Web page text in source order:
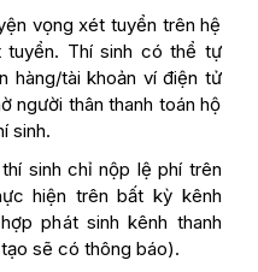
vọng xét tuyển trên hệ
Thí sinh có thể tự
hàng/tài khoản ví điện tử
người thân thanh toán hộ
sinh.
sinh chỉ nộp lệ phí trên
hiện trên bất kỳ kênh
phát sinh kênh thanh
sẽ có thông báo).